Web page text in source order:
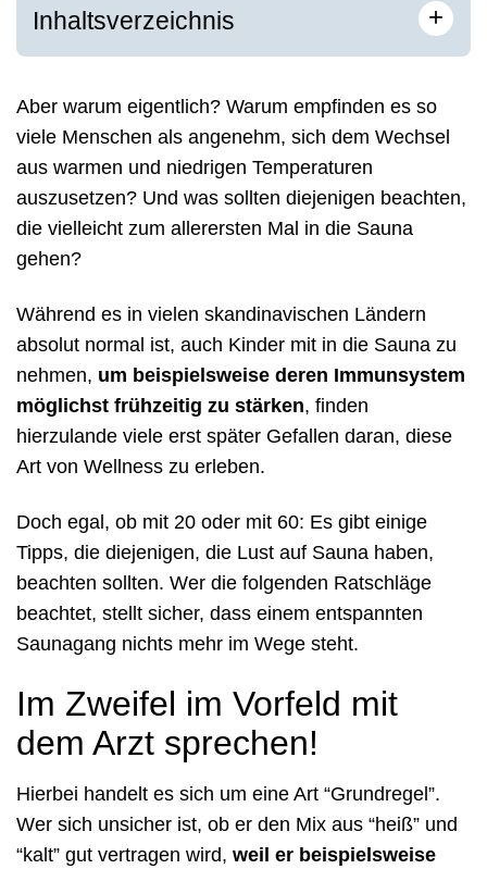
Inhaltsverzeichnis +
Aber warum eigentlich? Warum empfinden es so
viele Menschen als angenehm, sich dem Wechsel
aus warmen und niedrigen Temperaturen
auszusetzen? Und was sollten diejenigen beachten,
die vielleicht zum allerersten Mal in die Sauna
gehen?
Während es in vielen skandinavischen Ländern
absolut normal ist, auch Kinder mit in die Sauna zu
nehmen, um beispielsweise deren Immunsystem
möglichst frühzeitig zu stärken, finden
hierzulande viele erst später Gefallen daran, diese
Art von Wellness zu erleben.
Doch egal, ob mit 20 oder mit 60: Es gibt einige
Tipps, die diejenigen, die Lust auf Sauna haben,
beachten sollten. Wer die folgenden Ratschläge
beachtet, stellt sicher, dass einem entspannten
Saunagang nichts mehr im Wege steht.
Im Zweifel im Vorfeld mit
dem Arzt sprechen!
Hierbei handelt es sich um eine Art “Grundregel”.
Wer sich unsicher ist, ob er den Mix aus “heiß” und
“kalt” gut vertragen wird, weil er beispielsweise